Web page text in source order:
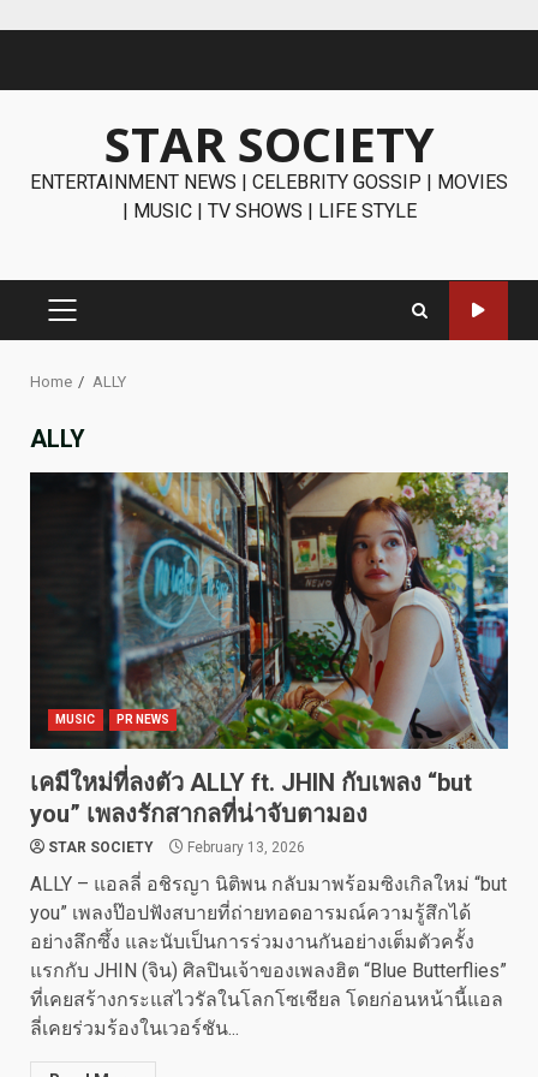
STAR SOCIETY
ENTERTAINMENT NEWS | CELEBRITY GOSSIP | MOVIES
| MUSIC | TV SHOWS | LIFE STYLE
PRIMARY
Home ALLY
ALLY
MUSIC PR NEWS
เคมีใหม่ที่ลงตัว ALLY ft. JHIN กับเพลง “but
you” เพลงรักสากลที่น่าจับตามอง
STAR SOCIETY February 13, 2026
ALLY – แอลลี่ อชิรญา นิติพน กลับมาพร้อมซิงเกิลใหม่ “but
you” เพลงป๊อปฟังสบายที่ถ่ายทอดอารมณ์ความรู้สึกได้
อย่างลึกซึ้ง และนับเป็นการร่วมงานกันอย่างเต็มตัวครั้ง
แรกกับ JHIN (จิน) ศิลปินเจ้าของเพลงฮิต “Blue Butterflies”
ที่เคยสร้างกระแสไวรัลในโลกโซเชียล โดยก่อนหน้านี้แอล
ลี่เคยร่วมร้องในเวอร์ชัน...